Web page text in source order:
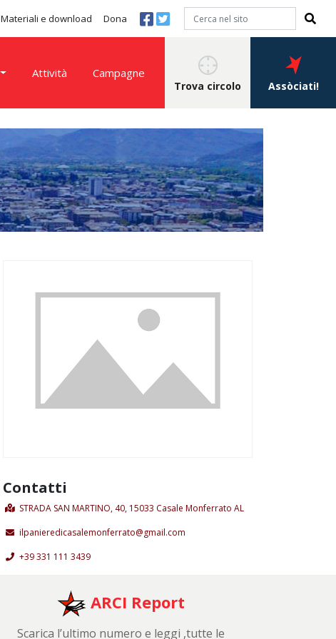
Materiali e download Dona
Attività Campagne
Trova circolo Assòciati!
Contatti
STRADA SAN MARTINO, 40, 15033 Casale Monferrato AL
ilpanieredicasalemonferrato@gmail.com
+39 331 111 3439
ARCI Report
Scarica l’ultimo numero e leggi ,tutte le